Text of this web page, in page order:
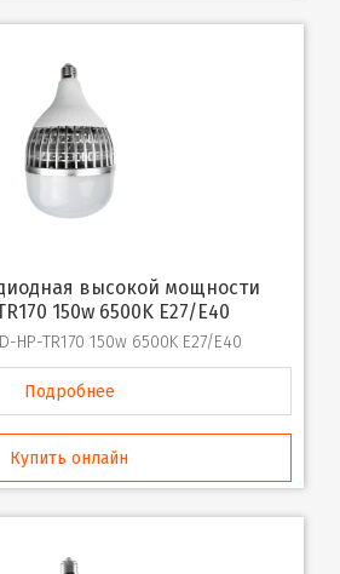
150w 6500K E27/E40
HP-TR170 150w 6500K E27/E40
Подробнее
Купить онлайн